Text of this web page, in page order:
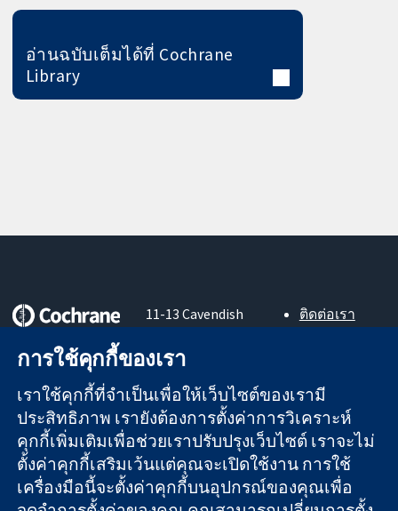
อ่านฉบับเต็มได้ที่ Cochrane
Library
หลักฐานที่เชื่อถือ
ได้
สู่การตัดสินใจ
อย่างมีข้อมูล
เพื่อสุขภาพที่ดีขึ้น
11-13 Cavendish
London
United Kingdom
ติดต่อเรา
About us
ตำแหน่งงาน
Cochrane
Library
การใช้คุกกี้ของเรา
เราใช้คุกกี้ที่จำเป็นเพื่อให้เว็บไซต์ของเรามี
ประสิทธิภาพ เรายังต้องการตั้งค่าการวิเคราะห์
คุกกี้เพิ่มเติมเพื่อช่วยเราปรับปรุงเว็บไซต์ เราจะไม่
ตั้งค่าคุกกี้เสริมเว้นแต่คุณจะเปิดใช้งาน การใช้
เครื่องมือนี้จะตั้งค่าคุกกี้บนอุปกรณ์ของคุณเพื่อ